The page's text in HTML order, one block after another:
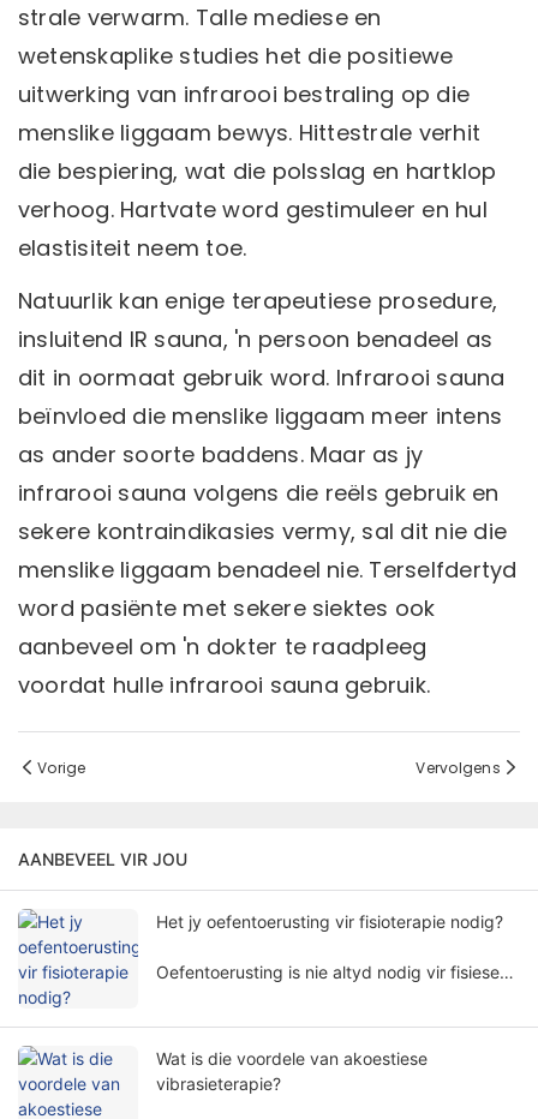
strale verwarm. Talle mediese en
wetenskaplike studies het die positiewe
uitwerking van infrarooi bestraling op die
menslike liggaam bewys. Hittestrale verhit
die bespiering, wat die polsslag en hartklop
verhoog. Hartvate word gestimuleer en hul
elastisiteit neem toe.
Natuurlik kan enige terapeutiese prosedure,
insluitend IR sauna, 'n persoon benadeel as
dit in oormaat gebruik word. Infrarooi sauna
beïnvloed die menslike liggaam meer intens
as ander soorte baddens. Maar as jy
infrarooi sauna volgens die reëls gebruik en
sekere kontraindikasies vermy, sal dit nie die
menslike liggaam benadeel nie. Terselfdertyd
word pasiënte met sekere siektes ook
aanbeveel om 'n dokter te raadpleeg
voordat hulle infrarooi sauna gebruik.
Vorige Vervolgens
AANBEVEEL VIR JOU
Het jy oefentoerusting vir fisioterapie nodig?
Oefentoerusting is nie altyd nodig vir fisiese
vir fisiese terapie behels veelvuldige faktore
en dimensies.
Wat is die voordele van akoestiese
vibrasieterapie?